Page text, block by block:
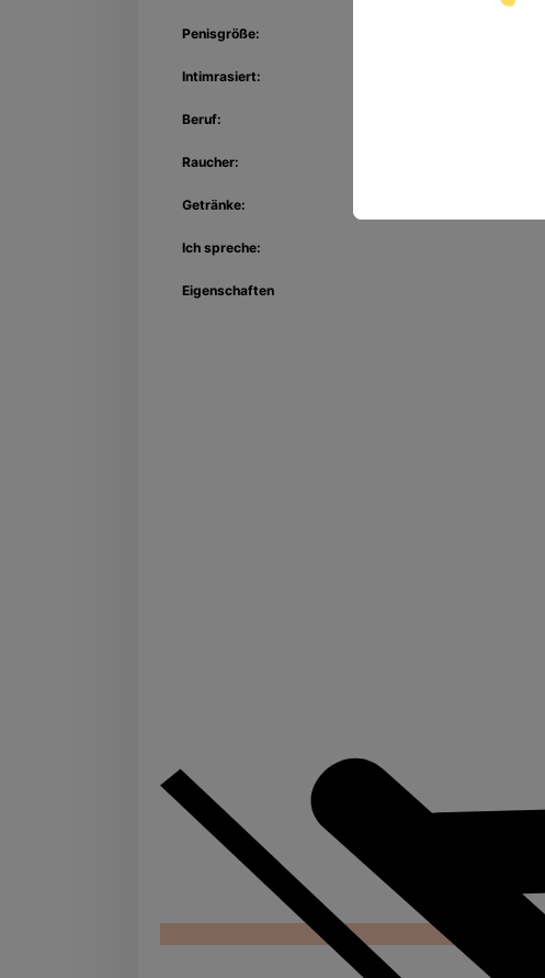
Penisgröße:
Intimrasiert:
Beruf:
Raucher:
Getränke:
Ich spreche:
Eigenschaften